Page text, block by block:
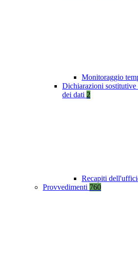
Monitoraggio
Dichiarazioni
dei dati 2
Recapiti
Provvedimenti 760